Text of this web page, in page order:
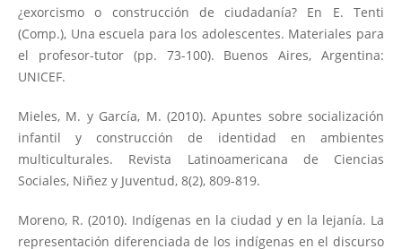
¿exorcismo o construcción de ciudadanía? En E. Tenti
(Comp.), Una escuela para los adolescentes. Materiales para
el profesor-tutor (pp. 73-100). Buenos Aires, Argentina:
UNICEF.
Mieles, M. y García, M. (2010). Apuntes sobre socialización
infantil y construcción de identidad en ambientes
multiculturales. Revista Latinoamericana de Ciencias
Sociales, Niñez y Juventud, 8(2), 809-819.
Moreno, R. (2010). Indígenas en la ciudad y en la lejanía. La
representación diferenciada de los indígenas en el discurso